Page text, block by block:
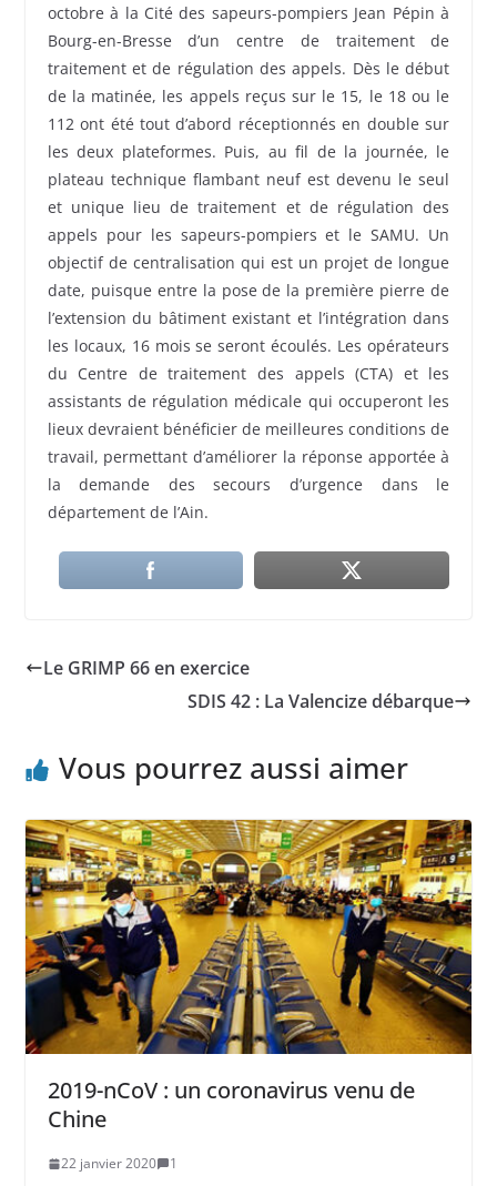
octobre à la Cité des sapeurs-pompiers Jean Pépin à
Bourg-en-Bresse d’un centre de traitement de
traitement et de régulation des appels. Dès le début
de la matinée, les appels reçus sur le 15, le 18 ou le
112 ont été tout d’abord réceptionnés en double sur
les deux plateformes. Puis, au fil de la journée, le
plateau technique flambant neuf est devenu le seul
et unique lieu de traitement et de régulation des
appels pour les sapeurs-pompiers et le SAMU. Un
objectif de centralisation qui est un projet de longue
date, puisque entre la pose de la première pierre de
l’extension du bâtiment existant et l’intégration dans
les locaux, 16 mois se seront écoulés. Les opérateurs
du Centre de traitement des appels (CTA) et les
assistants de régulation médicale qui occuperont les
lieux devraient bénéficier de meilleures conditions de
travail, permettant d’améliorer la réponse apportée à
la demande des secours d’urgence dans le
département de l’Ain.
Le GRIMP 66 en exercice
SDIS 42 : La Valencize débarque
Vous pourrez aussi aimer
2019-nCoV : un coronavirus venu de
Chine
22 janvier 2020 1